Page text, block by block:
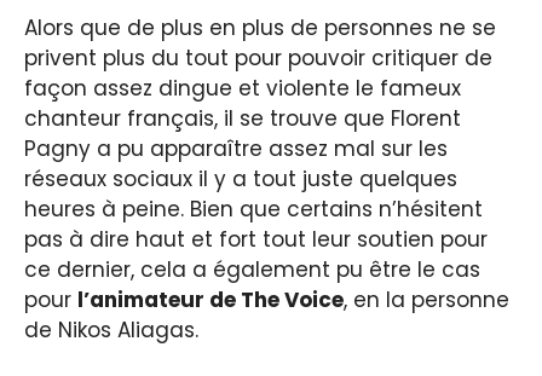
Alors que de plus en plus de personnes ne se
privent plus du tout pour pouvoir critiquer de
façon assez dingue et violente le fameux
chanteur français, il se trouve que Florent
Pagny a pu apparaître assez mal sur les
réseaux sociaux il y a tout juste quelques
heures à peine. Bien que certains n’hésitent
pas à dire haut et fort tout leur soutien pour
ce dernier, cela a également pu être le cas
pour l’animateur de The Voice, en la personne
de Nikos Aliagas.